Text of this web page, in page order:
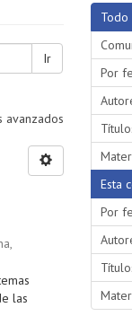
Ir
las
Todo
Por
Esta
Por